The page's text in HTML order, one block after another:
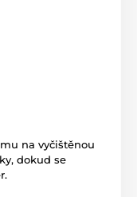
na vyčištěnou
dokud se